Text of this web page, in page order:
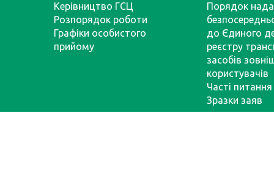
Керівництво ГСЦ
Розпорядок роботи
Графіки особистого
прийому
Порядок
до Єдиного
реєстру
засобів
користувачів
Часті питання
Зразки заяв